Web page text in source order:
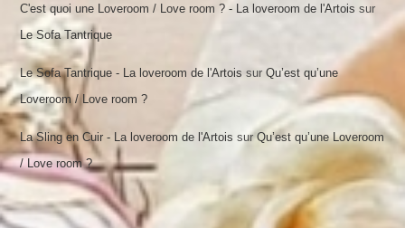
C'est quoi une Loveroom / Love room ? - La loveroom de l'Artois sur
Le Sofa Tantrique
Le Sofa Tantrique - La loveroom de l'Artois surQu’est qu’une
Loveroom / Love room ?
La Sling en Cuir - La loveroom de l'Artois surQu’est qu’une Loveroom
/ Love room ?